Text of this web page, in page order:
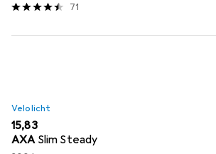
71
Velolicht
EUR
15,83
AXA Slim Steady